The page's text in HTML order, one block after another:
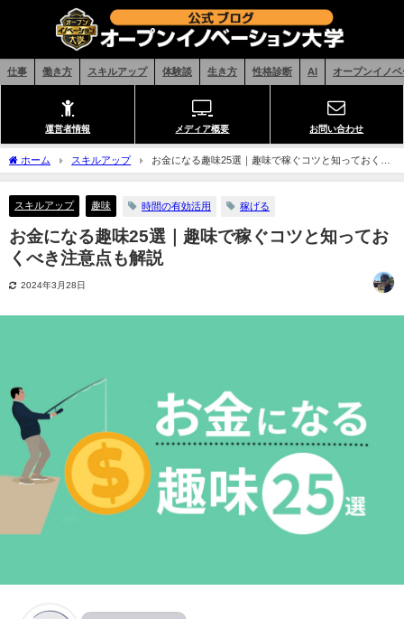
仕事 働き方 スキルアップ 体験談 生き方 性格診断 AI オープンイノ
運営者情報 メディア概要 お問い合わせ
ホーム スキルアップ
お金になる趣味25選｜趣味で稼ぐコツと知っておくべ
き注意点も解説
スキルアップ 趣味 時間の有効活用 稼げる
お金になる趣味25選｜趣味で稼ぐコツと知ってお
くべき注意点も解説
2024年3月28日